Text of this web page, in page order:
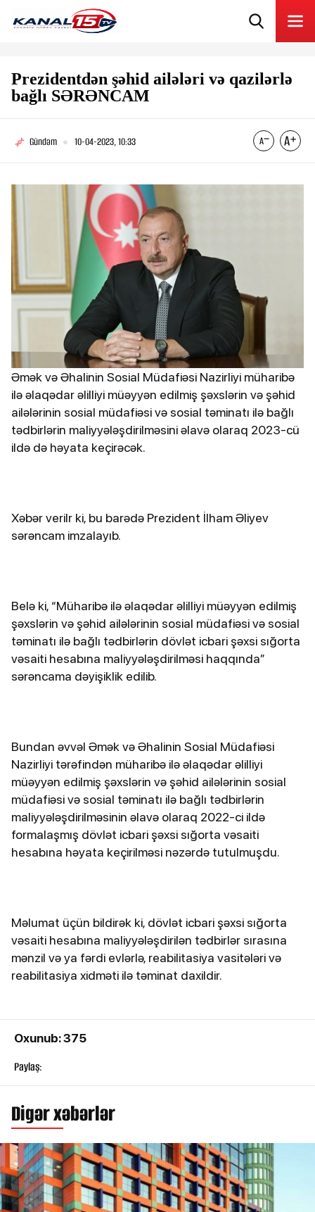
Prezidentdən şəhid ailələri və qazilərlə
bağlı SƏRƏNCAM
Gündəm 10-04-2023, 10:33
Əmək və Əhalinin Sosial Müdafiəsi Nazirliyi müharibə
ilə əlaqədar əlilliyi müəyyən edilmiş şəxslərin və şəhid
ailələrinin sosial müdafiəsi və sosial təminatı ilə bağlı
tədbirlərin maliyyələşdirilməsini əlavə olaraq 2023-cü
ildə də həyata keçirəcək.
Xəbər verilr ki, bu barədə Prezident İlham Əliyev
sərəncam imzalayıb.
Belə ki, “Müharibə ilə əlaqədar əlilliyi müəyyən edilmiş
şəxslərin və şəhid ailələrinin sosial müdafiəsi və sosial
təminatı ilə bağlı tədbirlərin dövlət icbari şəxsi sığorta
vəsaiti hesabına maliyyələşdirilməsi haqqında”
sərəncama dəyişiklik edilib.
Bundan əvvəl Əmək və Əhalinin Sosial Müdafiəsi
Nazirliyi tərəfindən müharibə ilə əlaqədar əlilliyi
müəyyən edilmiş şəxslərin və şəhid ailələrinin sosial
müdafiəsi və sosial təminatı ilə bağlı tədbirlərin
maliyyələşdirilməsinin əlavə olaraq 2022-ci ildə
formalaşmış dövlət icbari şəxsi sığorta vəsaiti
hesabına həyata keçirilməsi nəzərdə tutulmuşdu.
Məlumat üçün bildirək ki, dövlət icbari şəxsi sığorta
vəsaiti hesabına maliyyələşdirilən tədbirlər sırasına
mənzil və ya fərdi evlərlə, reabilitasiya vasitələri və
reabilitasiya xidməti ilə təminat daxildir.
Oxunub: 375
Paylaş:
Digər xəbərlər